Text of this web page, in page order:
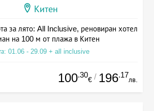
Китен
за лято: All Inclusive, реновиран хотел
на 100 м от плажа в Китен
01.06 - 29.09 + all inclusive
100.30
€ / 196.17
лв.